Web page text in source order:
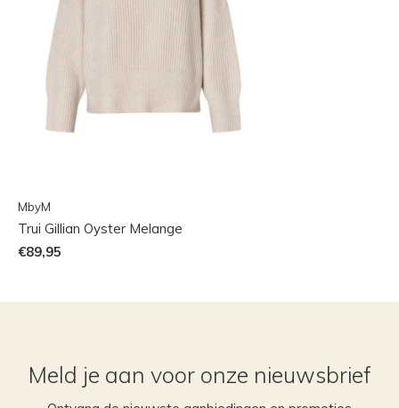
MbyM
Trui Gillian Oyster Melange
€89,95
Meld je aan voor onze nieuwsbrief